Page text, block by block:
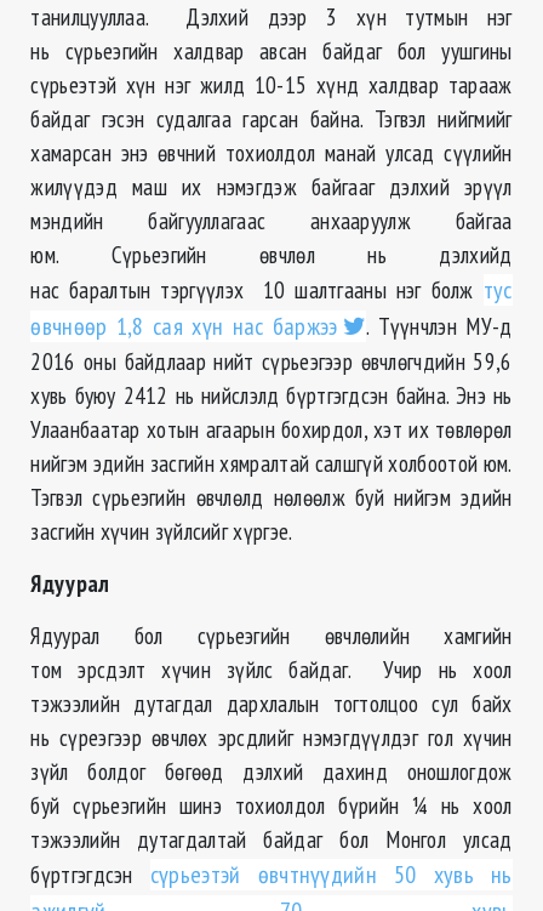
танилцууллаа. Дэлхий дээр 3 хүн тутмын нэг
нь сүрьеэгийн халдвар авсан байдаг бол уушгины
сүрьеэтэй хүн нэг жилд 10-15 хүнд халдвар тарааж
байдаг гэсэн судалгаа гарсан байна. Тэгвэл нийгмийг
хамарсан энэ өвчний тохиолдол манай улсад сүүлийн
жилүүдэд маш их нэмэгдэж байгааг дэлхий эрүүл
мэндийн байгууллагаас анхааруулж байгаа
юм. Сүрьеэгийн өвчлөл нь дэлхийд
нас баралтын тэргүүлэх 10 шалтгааны нэг болж тус
өвчнөөр 1,8 сая хүн нас баржээ
. Түүнчлэн МУ-д
2016 оны байдлаар нийт сүрьеэгээр өвчлөгчдийн 59,6
хувь буюу 2412 нь нийслэлд бүртгэгдсэн байна. Энэ нь
Улаанбаатар хотын агаарын бохирдол, хэт их төвлөрөл
нийгэм эдийн засгийн хямралтай салшгүй холбоотой юм.
Тэгвэл сүрьеэгийн өвчлөлд нөлөөлж буй нийгэм эдийн
засгийн хүчин зүйлсийг хүргэе.
Ядуурал
Ядуурал бол сүрьеэгийн өвчлөлийн хамгийн
том эрсдэлт хүчин зүйлс байдаг. Учир нь хоол
тэжээлийн дутагдал дархлалын тогтолцоо сул байх
нь сүреэгээр өвчлөх эрсдлийг нэмэгдүүлдэг гол хүчин
зүйл болдог бөгөөд дэлхий дахинд оношлогдож
буй сүрьеэгийн шинэ тохиолдол бүрийн ¼ нь хоол
тэжээлийн дутагдалтай байдаг бол Монгол улсад
бүртгэгдсэн сүрьеэтэй өвчтнүүдийн 50 хувь нь